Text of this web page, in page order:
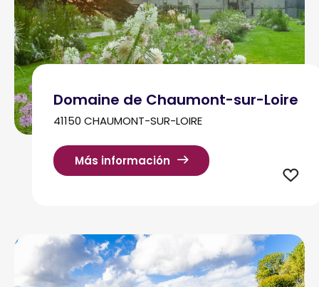
Domaine de Chaumont-sur-Loire
41150 CHAUMONT-SUR-LOIRE
Más información